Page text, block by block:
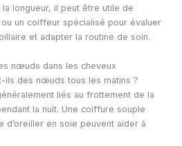
la longueur, il peut être utile de
un coiffeur spécialisé pour évaluer
et adapter la routine de soin.
nœuds dans les cheveux
ils des nœuds tous les matins ?
liés au frottement de la
la nuit. Une coiffure souple
d’oreiller en soie peuvent aider à